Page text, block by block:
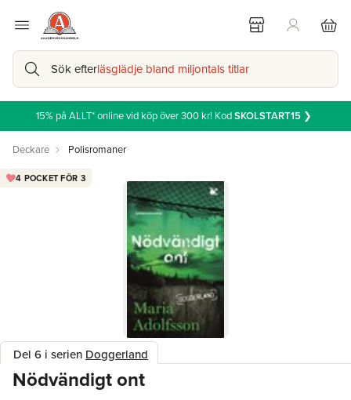
Sök efterläsglädje bland miljontals titlar
15% på ALLT* online vid köp över 300 kr! KodSKOLSTART15 ❯
Deckare Polisromaner
Del 6 i serien Doggerland
Nödvändigt ont
4 POCKET FÖR 3